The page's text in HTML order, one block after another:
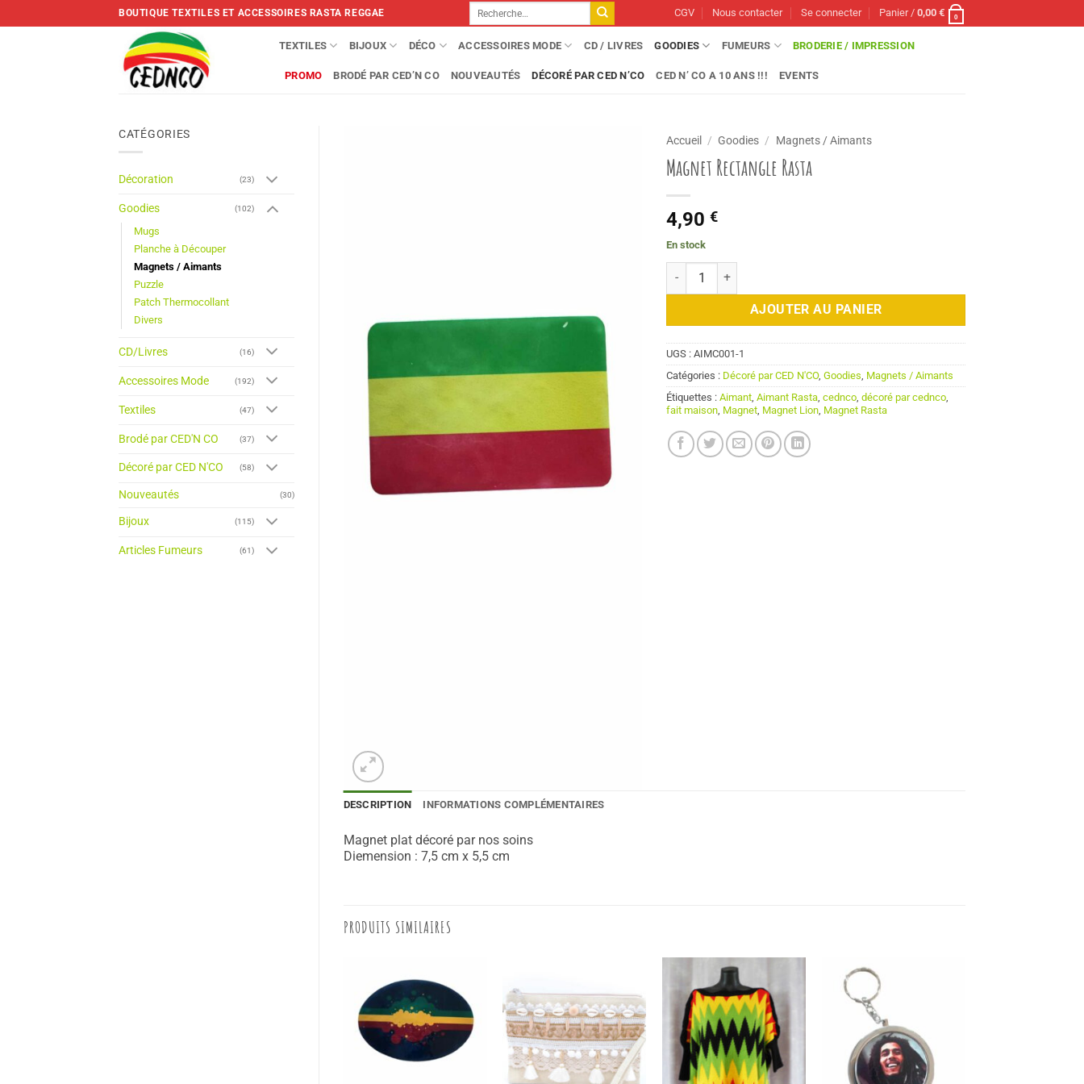
to
BOUTIQUE TEXTILES ET ACCESSOIRES RASTA REGGAE
Recherche
pour :
CGV Nous contacter Se connecter Panier /0,00€ 0
TEXTILES BIJOUX DÉCO ACCESSOIRES MODE CD / LIVRES GOODIES FUMEURS BRODERIE / IMPRESSION
PROMO BRODÉ PAR CED’N CO NOUVEAUTÉS DÉCORÉ PAR CED N’CO CED N’ CO A 10 ANS !!! EVENTS
CATÉGORIES
Décoration (23)
Goodies (102)
Mugs
Planche à Découper
Magnets / Aimants
Puzzle
Patch Thermocollant
Divers
CD/Livres (16)
Accessoires Mode (192)
Textiles (47)
Brodé par CED'N CO (37)
Décoré par CED N'CO (58)
Nouveautés (30)
Bijoux (115)
Articles Fumeurs (61)
Accueil / Goodies / Magnets / Aimants
Magnet Rectangle Rasta
4,90€
En stock
AJOUTER AU PANIER
UGS :AIMC001-1
Catégories : Décoré par CED N'CO,Goodies Magnets / Aimants
Étiquettes :Aimant ,Aimant Rasta ,cednco ,décoré par cednco
fait maison Magnet Magnet Lion Magnet Rasta
DESCRIPTION INFORMATIONS COMPLÉMENTAIRES
Magnet plat décoré par nos soins
Diemension : 7,5 cm x 5,5 cm
PRODUITS SIMILAIRES